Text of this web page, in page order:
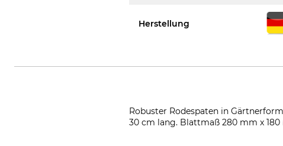
Herstellung
Robuster Rodespaten in
30 cm lang. Blattmaß 280 mm x